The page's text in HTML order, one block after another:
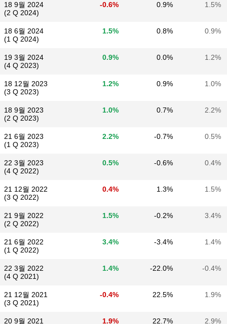
18 9월 2024
(2 Q 2024)
-0.6% 0.9% 1.5%
18 6월 2024
(1 Q 2024)
1.5% 0.8% 0.9%
19 3월 2024
(4 Q 2023)
0.9% 0.0% 1.2%
18 12월 2023
(3 Q 2023)
1.2% 0.9% 1.0%
18 9월 2023
(2 Q 2023)
1.0% 0.7% 2.2%
21 6월 2023
(1 Q 2023)
2.2% -0.7% 0.5%
22 3월 2023
(4 Q 2022)
0.5% -0.6% 0.4%
21 12월 2022
(3 Q 2022)
0.4% 1.3% 1.5%
21 9월 2022
(2 Q 2022)
1.5% -0.2% 3.4%
21 6월 2022
(1 Q 2022)
3.4% -3.4% 1.4%
22 3월 2022
(4 Q 2021)
1.4% -22.0% -0.4%
21 12월 2021
(3 Q 2021)
-0.4% 22.5% 1.9%
20 9월 2021
1.9% 22.7% 2.9%